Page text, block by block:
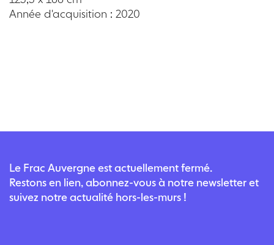
Année d'acquisition : 2020
Le Frac Auvergne est actuellement fermé.
Restons en lien, abonnez-vous à notre newsletter et
suivez notre actualité hors-les-murs !